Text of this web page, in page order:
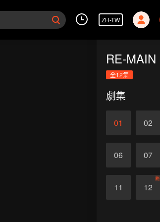
ZH-TW
RE-MAIN
全12集
劇集
01 02
06 07
11 12
終